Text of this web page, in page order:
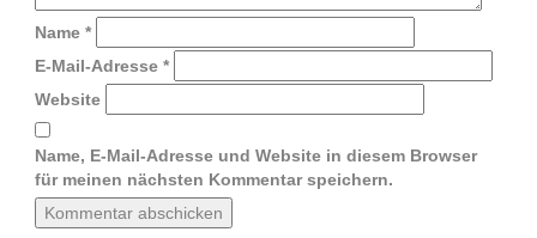
Name *
E-Mail-Adresse *
Website
Name, E-Mail-Adresse und Website in diesem Browser
für meinen nächsten Kommentar speichern.